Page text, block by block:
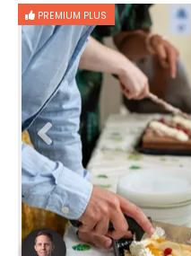
PREMIUM PLUS